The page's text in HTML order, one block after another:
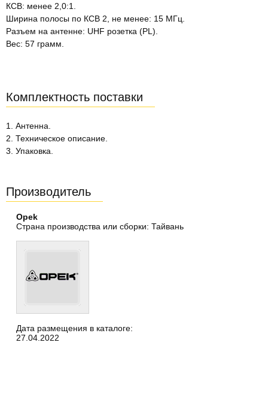
КСВ: менее 2,0:1.
Ширина полосы по КСВ 2, не менее: 15 МГц.
Разъем на антенне: UHF розетка (PL).
Вес: 57 грамм.
Комплектность поставки
1. Антенна.
2. Техническое описание.
3. Упаковка.
Производитель
Opek
Страна производства или сборки: Тайвань
Дата размещения в каталоге:
27.04.2022